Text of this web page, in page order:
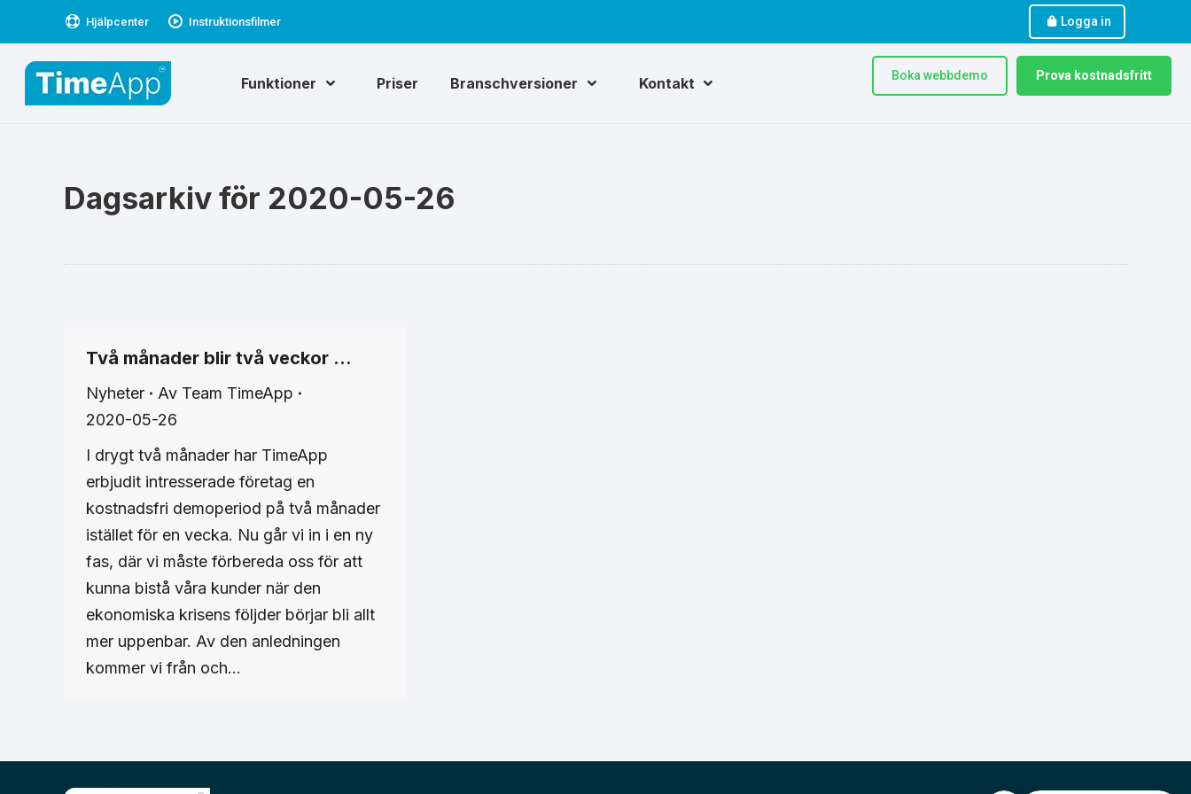
Hjälpcenter Instruktionsfilmer Logga in
Funktioner Priser Branschversioner Kontakt Boka webbdemo Prova kostnadsfritt
Dagsarkiv för 2020-05-26
Två månader blir två veckor …
Nyheter Av Team TimeApp
2020-05-26
I drygt två månader har TimeApp
erbjudit intresserade företag en
kostnadsfri demoperiod på två månader
istället för en vecka. Nu går vi in i en ny
fas, där vi måste förbereda oss för att
kunna bistå våra kunder när den
ekonomiska krisens följder börjar bli allt
mer uppenbar. Av den anledningen
kommer vi från och…